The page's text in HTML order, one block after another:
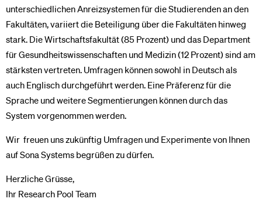
unterschiedlichen Anreizsystemen für die Studierenden an den
Fakultäten, variiert die Beteiligung über die Fakultäten hinweg
stark. Die Wirtschaftsfakultät (85 Prozent) und das Department
für Gesundheitswissenschaften und Medizin (12 Prozent) sind am
stärksten vertreten. Umfragen können sowohl in Deutsch als
auch Englisch durchgeführt werden. Eine Präferenz für die
Sprache und weitere Segmentierungen können durch das
System vorgenommen werden.
Wir freuen uns zukünftig Umfragen und Experimente von Ihnen
auf Sona Systems begrüßen zu dürfen.
Herzliche Grüsse,
Ihr Research Pool Team